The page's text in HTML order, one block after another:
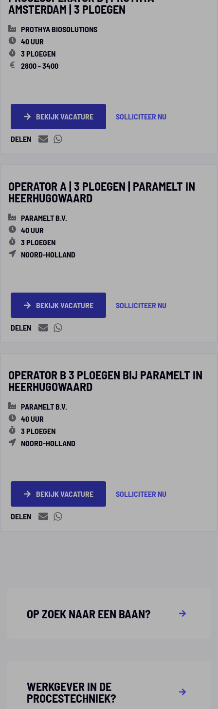
AMSTERDAM | 3 PLOEGEN
PROTHYA BIOSOLUTIONS
40 UUR
3 PLOEGEN
2800 - 3400
BEKIJK VACATURE SOLLICITEER NU
DELEN
OPERATOR A | 3 PLOEGEN | PARAMELT IN
HEERHUGOWAARD
PARAMELT B.V.
40 UUR
3 PLOEGEN
NOORD-HOLLAND
BEKIJK VACATURE SOLLICITEER NU
DELEN
OPERATOR B 3 PLOEGEN BIJ PARAMELT IN
HEERHUGOWAARD
PARAMELT B.V.
40 UUR
3 PLOEGEN
NOORD-HOLLAND
BEKIJK VACATURE SOLLICITEER NU
DELEN
OP ZOEK NAAR EEN BAAN?
WERKGEVER IN DE
PROCESTECHNIEK?